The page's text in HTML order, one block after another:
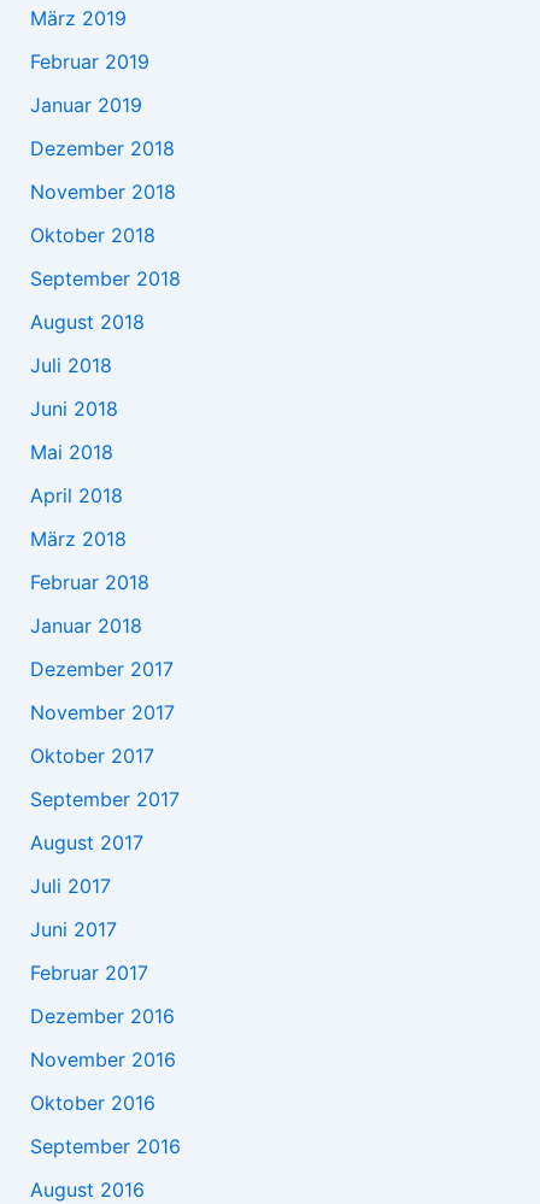
März 2019
Februar 2019
Januar 2019
Dezember 2018
November 2018
Oktober 2018
September 2018
August 2018
Juli 2018
Juni 2018
Mai 2018
April 2018
März 2018
Februar 2018
Januar 2018
Dezember 2017
November 2017
Oktober 2017
September 2017
August 2017
Juli 2017
Juni 2017
Februar 2017
Dezember 2016
November 2016
Oktober 2016
September 2016
August 2016